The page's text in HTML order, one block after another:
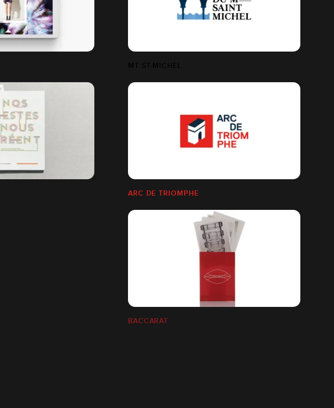
MT ST-MICHEL
ARC DE TRIOMPHE
BACCARAT